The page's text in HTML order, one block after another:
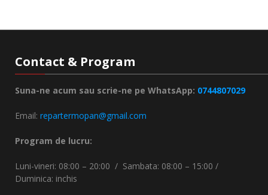
Contact & Program
Suna-ne acum sau scrie-ne pe WhatsApp: 0744807029
Email: repartermopan@gmail.com
Program de lucru:
Luni-vineri: 08:00 – 20:00 / Sambata: 08:00 – 15:00 /
Duminica: inchis